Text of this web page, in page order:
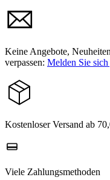
Keine Angebote,
verpassen: Melden Sie
Kostenloser Versand ab
Viele Zahlungsmethoden